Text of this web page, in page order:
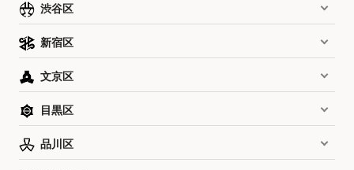
渋谷区
新宿区
文京区
目黒区
品川区